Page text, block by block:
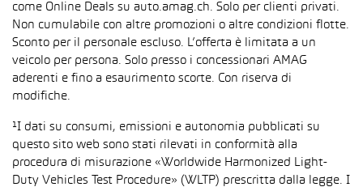
come Online Deals su auto.amag.ch. Solo per clienti privati.
Non cumulabile con altre promozioni o altre condizioni flotte.
Sconto per il personale escluso. L’offerta è limitata a un
veicolo per persona. Solo presso i concessionari AMAG
aderenti e fino a esaurimento scorte. Con riserva di
modifiche.
¹I dati su consumi, emissioni e autonomia pubblicati su
questo sito web sono stati rilevati in conformità alla
procedura di misurazione «Worldwide Harmonized Light-
Duty Vehicles Test Procedure» (WLTP) prescritta dalla legge. I